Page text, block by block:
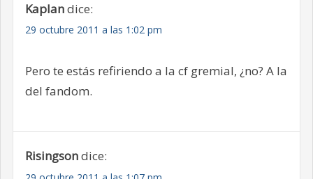
Kaplandice:
29 octubre 2011 a las 1:02 pm
Pero te estás refiriendo a la cf gremial, ¿no? A la
del fandom.
Risingsondice: